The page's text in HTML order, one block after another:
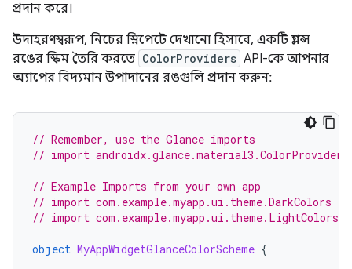
প্রদান করে।
উদাহরণস্বরূপ, নিচের স্নিপেটে দেখানো হিসাবে, একটি গ্ল্যান্স
রঙের স্কিম তৈরি করতে ColorProviders API-কে আপনার
অ্যাপের বিদ্যমান উপাদানের রঙগুলি প্রদান করুন:
// Remember, use the Glance imports
// import androidx.glance.material3.ColorProviders
// Example Imports from your own app
// import com.example.myapp.ui.theme.DarkColors
// import com.example.myapp.ui.theme.LightColors
object MyAppWidgetGlanceColorScheme {